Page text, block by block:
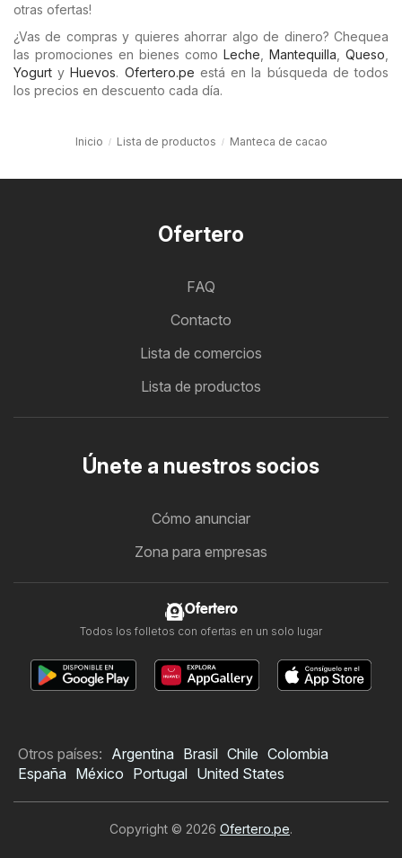
otras ofertas!
¿Vas de compras y quieres ahorrar algo de dinero? Chequea
las promociones en bienes como Leche Mantequilla Queso
Yogurt yHuevos. Ofertero.pe está en la búsqueda de todos
los precios en descuento cada día.
Inicio Lista de productos Manteca de cacao
Ofertero
FAQ
Contacto
Lista de comercios
Lista de productos
Únete a nuestros socios
Cómo anunciar
Zona para empresas
Ofertero
Todos los folletos con ofertas en un solo lugar
Otros países: Argentina Brasil Chile Colombia
España México Portugal United States
Copyright © 2026 Ofertero.pe.